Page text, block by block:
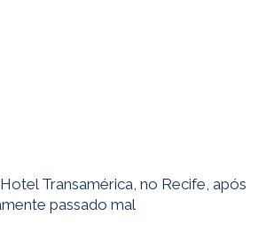
Transamérica, no Recife, após
passado mal